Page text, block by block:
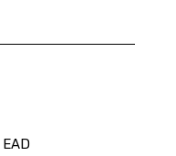
EAD